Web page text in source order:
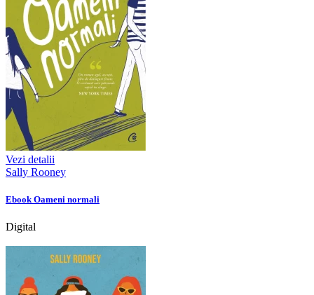
Vezi detalii
Sally Rooney
Ebook Oameni normali
Digital